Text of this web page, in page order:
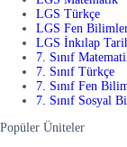
LGS Türkçe
LGS Fen
LGS İnkılap
7. Sınıf
7. Sınıf Türkçe
7. Sınıf Fen
7. Sınıf Sosyal
Popüler Üniteler